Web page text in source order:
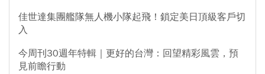
佳世達集團艦隊無人機小隊起飛！鎖定美日頂級客戶切
入
今周刊30週年特輯｜更好的台灣：回望精彩風雲，預
見前瞻行動